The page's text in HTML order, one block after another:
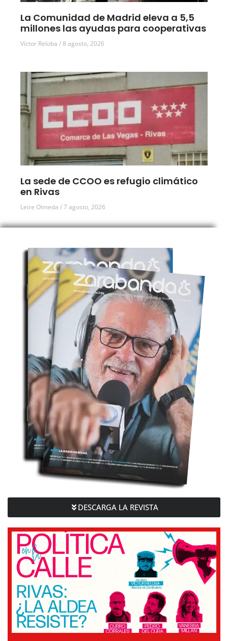
La Comunidad de Madrid eleva a 5,5
millones las ayudas para cooperativas
Víctor Reloba 8 agosto, 2026
La sede de CCOO es refugio climático
en Rivas
Leire Olmeda 7 agosto, 2026
DESCARGA LA REVISTA